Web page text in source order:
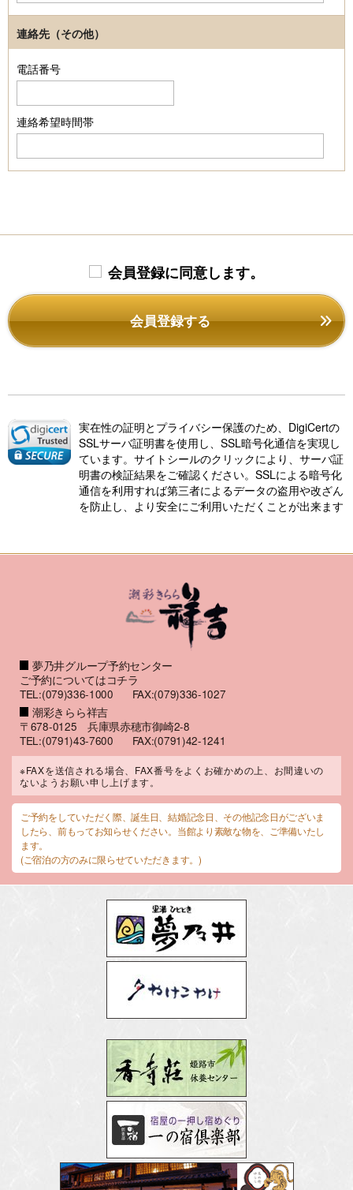
連絡先（その他）
電話番号
連絡希望時間帯
会員登録に同意します。
会員登録する
実在性の証明とプライバシー保護のため、DigiCertの
SSLサーバ証明書を使用し、SSL暗号化通信を実現し
ています。サイトシールのクリックにより、サーバ証
明書の検証結果をご確認ください。SSLによる暗号化
通信を利用すれば第三者によるデータの盗用や改ざん
を防止し、より安全にご利用いただくことが出来ます
夢乃井グループ予約センター
ご予約についてはコチラ
TEL:(079)336-1000
FAX:(079)336-1027
潮彩きらら祥吉
〒678-0125 兵庫県赤穂市御崎2-8
TEL:(0791)43-7600
FAX:(0791)42-1241
※FAXを送信される場合、FAX番号をよくお確かめの上、お間違いの
ないようお願い申し上げます。
ご予約をしていただく際、誕生日、結婚記念日、その他記念日がございま
したら、前もってお知らせください。当館より素敵な物を、ご準備いたし
ます。
(ご宿泊の方のみに限らせていただきます。)